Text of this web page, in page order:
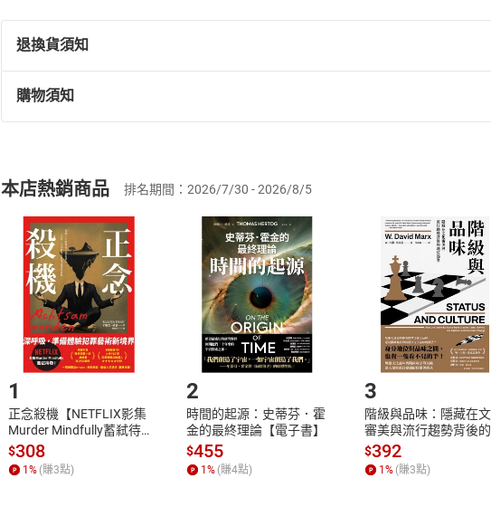
退換貨須知
退換貨規定：
(一)依消費者保護法第19條第1項後段暨通訊交易解除權合理例外情事
(二)消費者訂購本店鋪之商品即代表知悉本店鋪所銷售之商品為電子
且已下載/存取電子書，不得請求退貨退款。
退貨方式：您欲取消訂單或辦理退貨時，請登入樂天市場，並於「我的
貨」，本店鋪將依您的申請進行審核，待審核通過後將為您辦理退款事
請注意，樂天市場須以整筆訂單為單位進行取消/退貨，恕無法以單支商
購物須知
挑選商品
Choose
放入購物車
Shopping cart
登入帳號
Login
購書後，如何開始使用？
Step1.選擇閱讀載具 Step2.
本店熱銷商品 排名期間：2026/7/30 - 2026/8/5
1
正念殺機【NETFLIX影集
Murder Mindfully蓄弒待
發】【電子書】
$308
1 % (賺3點)
2
時間的起源：史蒂芬．霍
金的最終理論【電子書】
$455
1 % (賺4點)
3
階級與品味：隱藏在
審美與流行趨勢背後的
位渴望【電子書】
$392
1 % (賺3點)